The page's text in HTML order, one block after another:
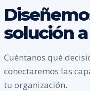
solución
Cuéntanos qué
conectaremos las
tu organización.